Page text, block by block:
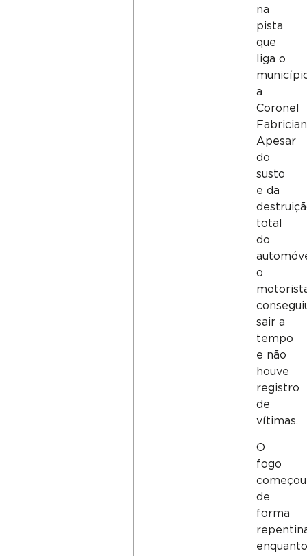
na
pista
que
liga o
a
Coronel
Apesar
do
susto
e da
total
do
o
sair a
tempo
e não
houve
registro
de
vítimas.
O
fogo
começou
de
forma
enquanto